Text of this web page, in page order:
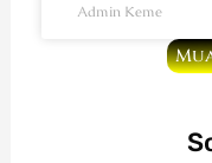
Admin Keme